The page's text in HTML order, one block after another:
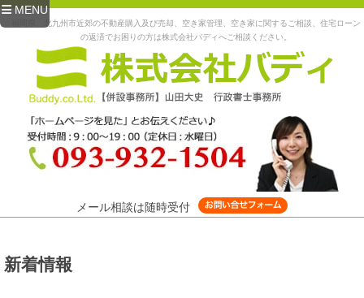
MENU
福岡県、北九州市近郊の不動産購入及び売却、空き家管理、空き家に関するご相談、住宅ローン
の返済でお困りの方は株式会社バディへご相談ください。
メール相談は随時受付
新着情報